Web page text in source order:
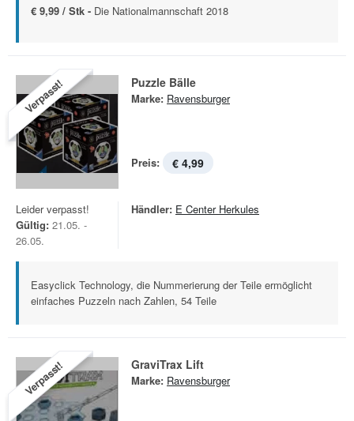
€ 9,99 / Stk - Die Nationalmannschaft 2018
Verpasst! Puzzle Bälle
Marke: Ravensburger
Preis: € 4,99
Leider verpasst!
Gültig: 21.05. -
26.05.
Händler: E Center Herkules
Easyclick Technology, die Nummerierung der Teile ermöglicht
einfaches Puzzeln nach Zahlen, 54 Teile
Verpasst! GraviTrax Lift
Marke: Ravensburger